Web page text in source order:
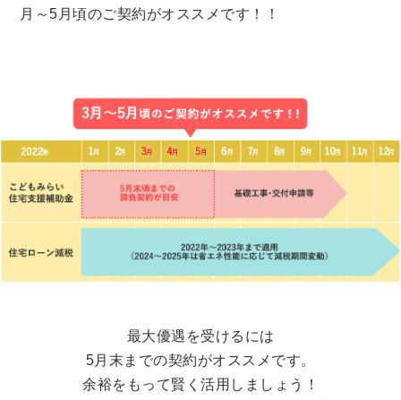
月～5月頃のご契約がオススメです！！
最大優遇を受けるには
5月末までの契約がオススメです。
余裕をもって賢く活用しましょう！